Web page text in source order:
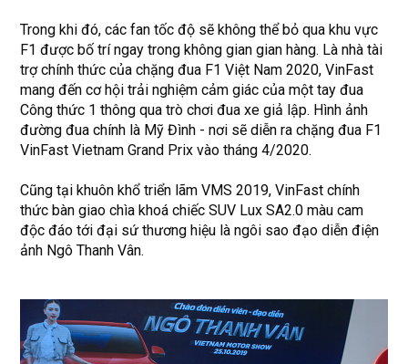
Trong khi đó, các fan tốc độ sẽ không thể bỏ qua khu vực
F1 được bố trí ngay trong không gian gian hàng. Là nhà tài
trợ chính thức của chặng đua F1 Việt Nam 2020, VinFast
mang đến cơ hội trải nghiệm cảm giác của một tay đua
Công thức 1 thông qua trò chơi đua xe giả lập. Hình ảnh
đường đua chính là Mỹ Đình - nơi sẽ diễn ra chặng đua F1
VinFast Vietnam Grand Prix vào tháng 4/2020.
Cũng tại khuôn khổ triển lãm VMS 2019, VinFast chính
thức bàn giao chìa khoá chiếc SUV Lux SA2.0 màu cam
độc đáo tới đại sứ thương hiệu là ngôi sao đạo diễn điện
ảnh Ngô Thanh Vân.